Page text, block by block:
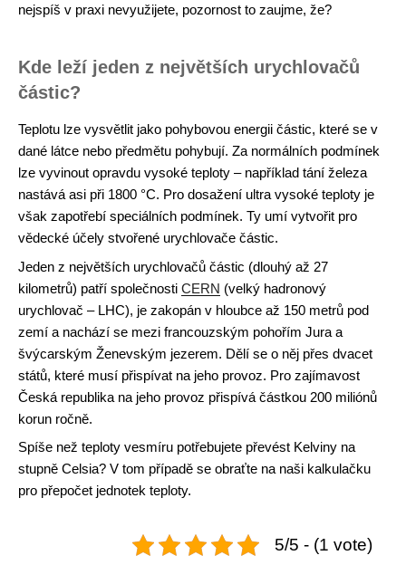
nejspíš v praxi nevyužijete, pozornost to zaujme, že?
Kde leží jeden z největších urychlovačů
částic?
Teplotu lze vysvětlit jako pohybovou energii částic, které se v
dané látce nebo předmětu pohybují. Za normálních podmínek
lze vyvinout opravdu vysoké teploty – například tání železa
nastává asi při 1800 °C. Pro dosažení ultra vysoké teploty je
však zapotřebí speciálních podmínek. Ty umí vytvořit pro
vědecké účely stvořené urychlovače částic.
Jeden z největších urychlovačů částic (dlouhý až 27
kilometrů) patří společnosti CERN (velký hadronový
urychlovač – LHC), je zakopán v hloubce až 150 metrů pod
zemí a nachází se mezi francouzským pohořím Jura a
švýcarským Ženevským jezerem. Dělí se o něj přes dvacet
států, které musí přispívat na jeho provoz. Pro zajímavost
Česká republika na jeho provoz přispívá částkou 200 miliónů
korun ročně.
Spíše než teploty vesmíru potřebujete převést Kelviny na
stupně Celsia? V tom případě se obraťte na naši kalkulačku
pro přepočet jednotek teploty.
5/5 - (1 vote)